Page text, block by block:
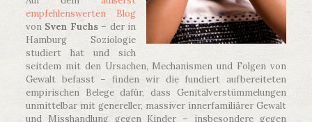
empfehlenswerten Blog
von Sven Fuchs– der in
Hamburg Soziologie
studiert hat und sich
seitdem mit den Ursachen, Mechanismen und Folgen von
Gewalt befasst – finden wir die fundiert aufbereiteten
empirischen Belege dafür, dass Genitalverstümmelungen
unmittelbar mit genereller, massiver innerfamiliärer Gewalt
und Misshandlung gegen Kinder – insbesondere gegen